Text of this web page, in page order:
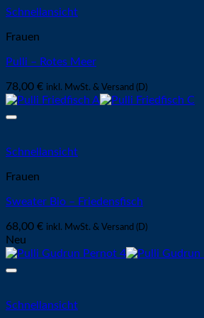
Schnellansicht
Frauen
Pulli – Rotes Meer
78,00 € inkl. MwSt. & Versand (D)
Schnellansicht
Frauen
Sweater Bio – Friedensfisch
68,00 € inkl. MwSt. & Versand (D)
Neu
Schnellansicht